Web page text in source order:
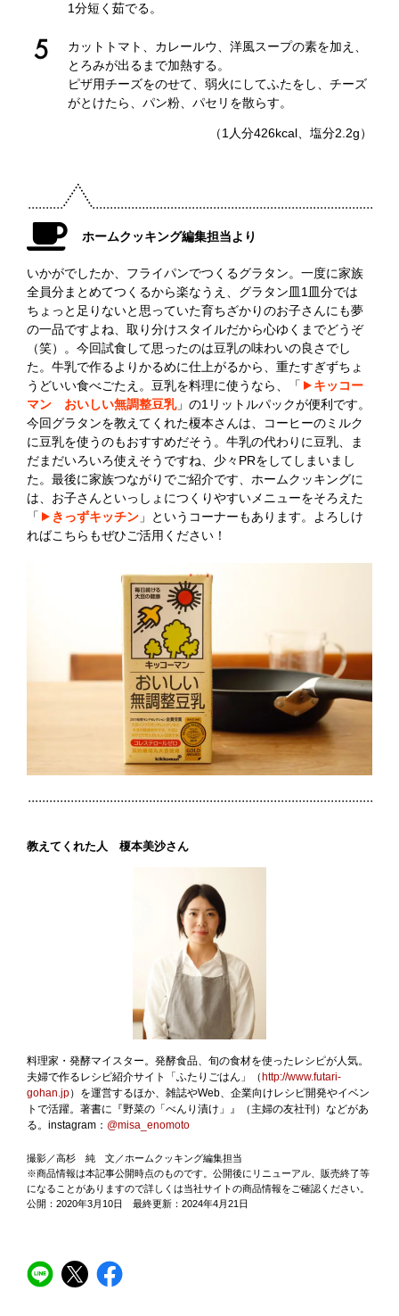
1分短く茹でる。
カットトマト、カレールウ、洋風スープの素を加え、
とろみが出るまで加熱する。
ピザ用チーズをのせて、弱火にしてふたをし、チーズ
がとけたら、パン粉、パセリを散らす。
（1人分426kcal、塩分2.2g）
ホームクッキング編集担当より
いかがでしたか、フライパンでつくるグラタン。一度に家族
全員分まとめてつくるから楽なうえ、グラタン皿1皿分では
ちょっと足りないと思っていた育ちざかりのお子さんにも夢
の一品ですよね、取り分けスタイルだから心ゆくまでどうぞ
（笑）。今回試食して思ったのは豆乳の味わいの良さでし
た。牛乳で作るよりかるめに仕上がるから、重たすぎずちょ
うどいい食べごたえ。豆乳を料理に使うなら、「
キッコー
マン おいしい無調整豆乳」の1リットルパックが便利です。
今回グラタンを教えてくれた榎本さんは、コーヒーのミルク
に豆乳を使うのもおすすめだそう。牛乳の代わりに豆乳、ま
だまだいろいろ使えそうですね、少々PRをしてしまいまし
た。最後に家族つながりでご紹介です、ホームクッキングに
は、お子さんといっしょにつくりやすいメニューをそろえた
「
きっずキッチン 」というコーナーもあります。よろしけ
ればこちらもぜひご活用ください！
教えてくれた人 榎本美沙さん
料理家・発酵マイスター。発酵食品、旬の食材を使ったレシピが人気。
夫婦で作るレシピ紹介サイト「ふたりごはん」（ http://www.futari-
gohan.jp）を運営するほか、雑誌やWeb、企業向けレシピ開発やイベン
トで活躍。著書に『野菜の「べんり漬け」』（主婦の友社刊）などがあ
る。instagram： @misa_enomoto
撮影／高杉 純 文／ホームクッキング編集担当
※商品情報は本記事公開時点のものです。公開後にリニューアル、販売終了等
になることがありますので詳しくは当社サイトの商品情報をご確認ください。
公開：2020年3月10日 最終更新：2024年4月21日